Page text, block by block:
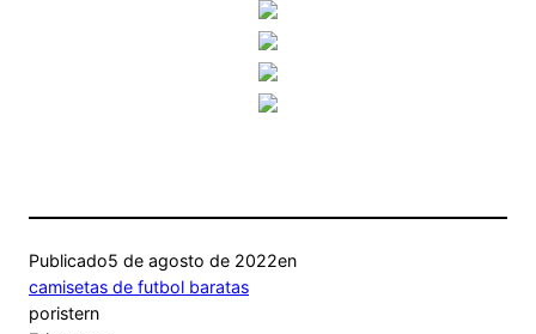
Publicado5 de agosto de 2022en
camisetas de futbol baratas
poristern